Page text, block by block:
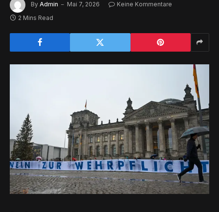
By Admin Mai 7, 2026
Keine Kommentare
2 Mins Read